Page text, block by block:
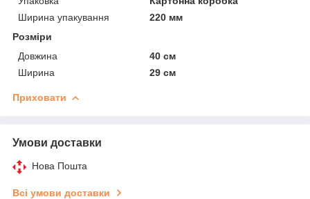
Ширина упакування
220 мм
Розміри
Довжина
40 см
Ширина
29 см
Приховати
Умови доставки
Нова Пошта
Всі умови доставки